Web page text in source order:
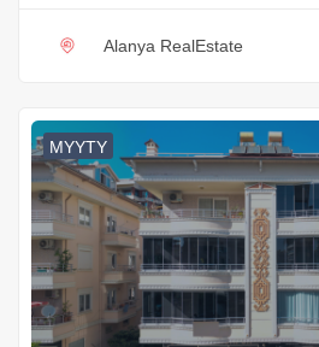
Alanya RealEstate
MYYTY